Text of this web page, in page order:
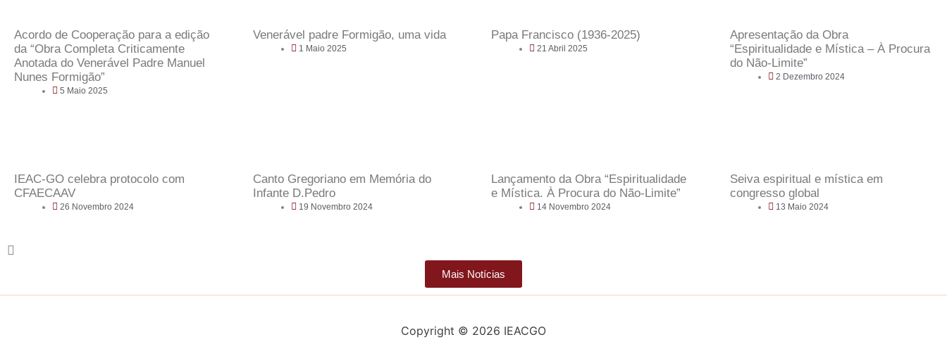
Acordo de Cooperação para a edição
da “Obra Completa Criticamente
Anotada do Venerável Padre Manuel
Nunes Formigão”
5 Maio 2025
Venerável padre Formigão, uma vida
1 Maio 2025
Papa Francisco (1936-2025)
21 Abril 2025
Apresentação da Obra
“Espiritualidade e Mística – À Procura
do Não-Limite”
2 Dezembro 2024
IEAC-GO celebra protocolo com
CFAECAAV
26 Novembro 2024
Canto Gregoriano em Memória do
Infante D.Pedro
19 Novembro 2024
Lançamento da Obra “Espiritualidade
e Mística. À Procura do Não-Limite”
14 Novembro 2024
Seiva espiritual e mística em
congresso global
13 Maio 2024
Mais Notícias
Copyright © 2026 IEACGO